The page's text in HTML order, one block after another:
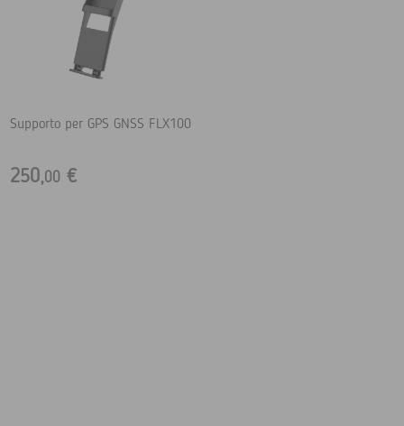
Supporto per GPS GNSS FLX100
250,00 €